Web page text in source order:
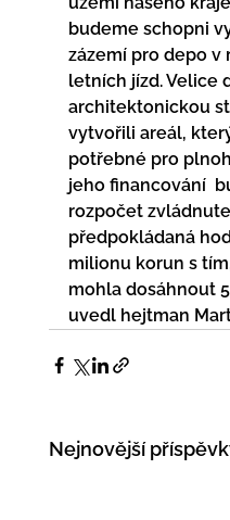
budeme schopni
zázemí pro depo v
letních jízd. Velice
architektonickou
vytvořili areál,
potřebné pro
jeho financování
rozpočet
předpokládaná
milionu korun s
mohla dosáhnout
uvedl hejtman
Nejnovější